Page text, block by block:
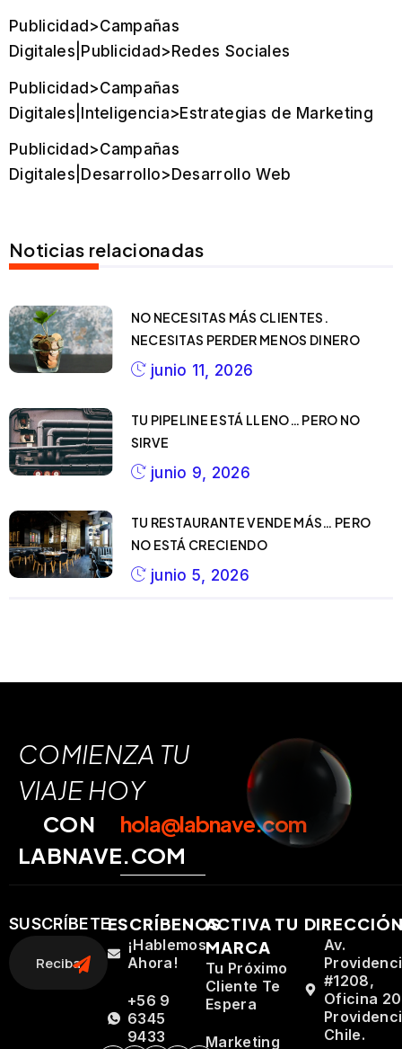
Publicidad>Campañas
Digitales|Publicidad>Redes Sociales
Publicidad>Campañas
Digitales|Inteligencia>Estrategias de Marketing
Publicidad>Campañas
Digitales|Desarrollo>Desarrollo Web
Noticias relacionadas
NO NECESITAS MÁS CLIENTES.
NECESITAS PERDER MENOS DINERO
junio 11, 2026
TU PIPELINE ESTÁ LLENO… PERO NO
SIRVE
junio 9, 2026
TU RESTAURANTE VENDE MÁS… PERO
NO ESTÁ CRECIENDO
junio 5, 2026
COMIENZA TU
VIAJE HOY
CON
LABNAVE.COM
hola@labnave.com
SUSCRÍBETEESCRÍBENOS
¡Hablemos
Ahora!
+56 9
6345
9433
ACTIVA TU
MARCA
Tu Próximo
Cliente Te
Espera
Marketing
Av.
#1208,
Oficina
Chile.